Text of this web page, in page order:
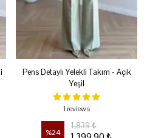
Pens Detaylı Yelekli Takım - Açık
Yeşil
1 reviews
%24
1,839 ₺